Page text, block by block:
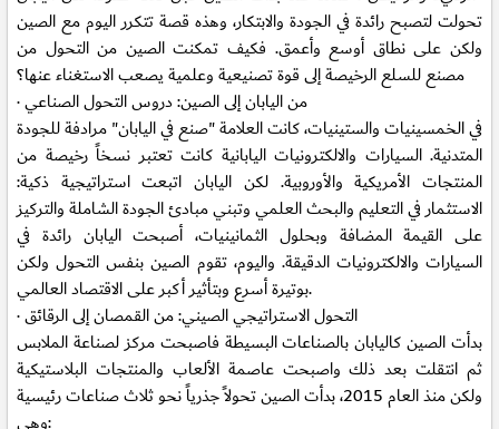
تحولت لتصبح رائدة في الجودة والابتكار، وهذه قصة تتكرر اليوم مع الصين
ولكن على نطاق أوسع وأعمق. فكيف تمكنت الصين من التحول من
مصنع للسلع الرخيصة إلى قوة تصنيعية وعلمية يصعب الاستغناء عنها؟
· من اليابان إلى الصين: دروس التحول الصناعي
في الخمسينيات والستينيات، كانت العلامة "صنع في اليابان" مرادفة للجودة
المتدنية. السيارات والالكترونيات اليابانية كانت تعتبر نسخاً رخيصة من
المنتجات الأمريكية والأوروبية. لكن اليابان اتبعت استراتيجية ذكية:
الاستثمار في التعليم والبحث العلمي وتبني مبادئ الجودة الشاملة والتركيز
على القيمة المضافة وبحلول الثمانينيات، أصبحت اليابان رائدة في
السيارات والالكترونيات الدقيقة. واليوم، تقوم الصين بنفس التحول ولكن
بوتيرة أسرع وبتأثير أكبر على الاقتصاد العالمي.
· التحول الاستراتيجي الصيني: من القمصان إلى الرقائق
بدأت الصين كاليابان بالصناعات البسيطة فاصبحت مركز لصناعة الملابس
ثم انتقلت بعد ذلك واصبحت عاصمة الألعاب والمنتجات البلاستيكية
ولكن منذ العام 2015، بدأت الصين تحولاً جذرياً نحو ثلاث صناعات رئيسية
وهي: